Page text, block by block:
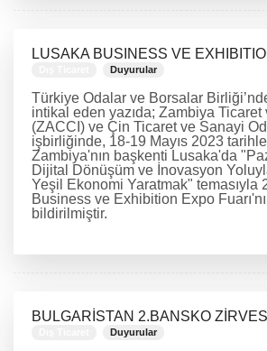
LUSAKA BUSINESS VE
Duyurular
Türkiye Odalar ve Borsalar
intikal eden yazıda; Zambiya Ticaret
(ZACCI) ve Çin Ticaret ve Sanayi
işbirliğinde, 18-19 Mayıs 2023
Zambiya'nın başkenti Lusaka'da
Dijital Dönüşüm ve İnovasyon
Yeşil Ekonomi Yaratmak" temasıyla
Business ve Exhibition Expo
bildirilmiştir.
BULGARİSTAN 2.BANSKO ZİRVESİ
Duyurular